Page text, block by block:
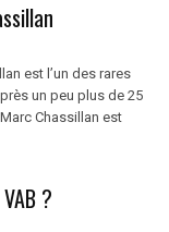
est l’un des rares
un peu plus de 25
Chassillan est
?